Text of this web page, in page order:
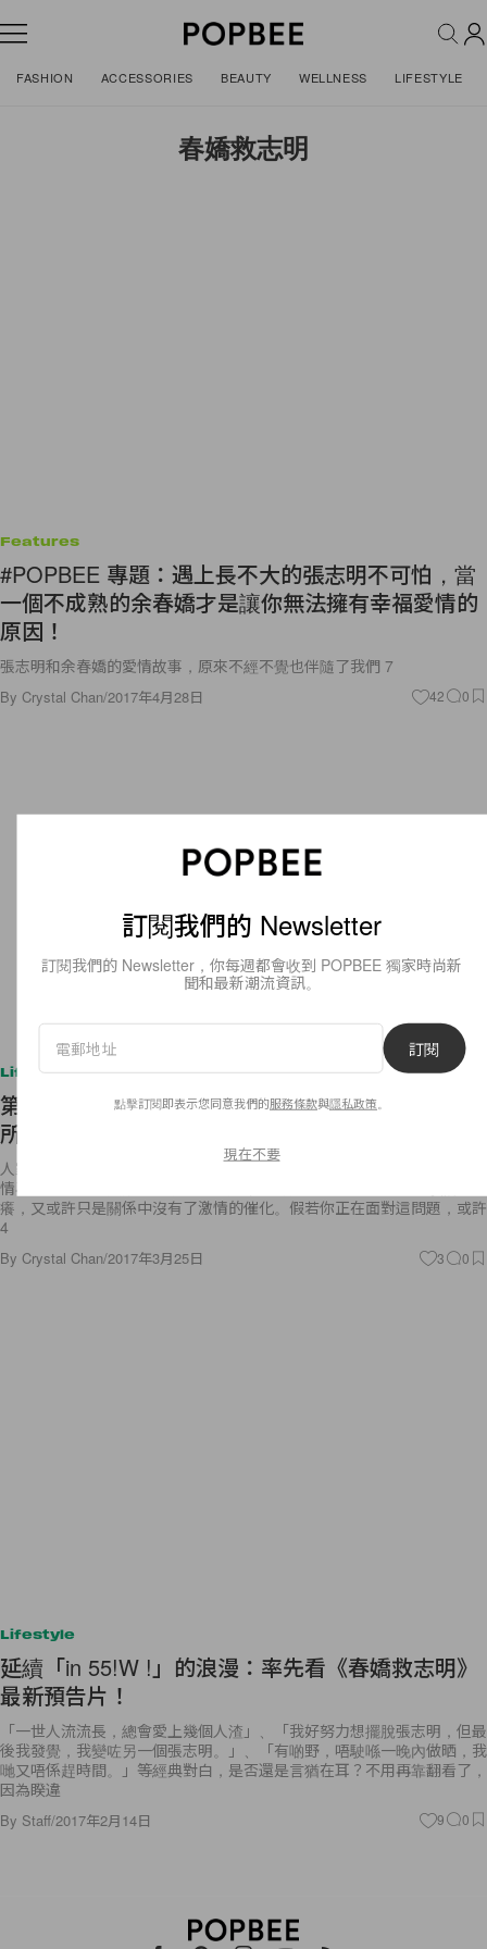
FASHION ACCESSORIES BEAUTY WELLNESS LIFESTYLE
春嬌救志明
Features
#POPBEE 專題：遇上長不大的張志明不可怕，當
一個不成熟的余春嬌才是讓你無法擁有幸福愛情的
原因！
張志明和余春嬌的愛情故事，原來不經不覺也伴隨了我們 7
By Crystal Chan/2017年4月28日 42 0
Lifestyle
第二波預告片搶先看！《春嬌救志明》或許能道盡
所有七年之癢的樂與怒！
人家說，愛情關係中的「七年之癢」是種魔咒，兩個人走在一起久了，感
情再好也會莫名其妙的出現一些問題，或許是因為有著外來的衝擊讓人心
癢，又或許只是關係中沒有了激情的催化。假若你正在面對這問題，或許
4
By Crystal Chan/2017年3月25日 3 0
Lifestyle
延續「in 55!W !」的浪漫：率先看《春嬌救志明》
最新預告片！
「一世人流流長，總會愛上幾個人渣」、「我好努力想擺脫張志明，但最
後我發覺，我變咗另一個張志明。」、「有啲野，唔駛喺一晚內做晒，我
哋又唔係趕時間。」等經典對白，是否還是言猶在耳？不用再靠翻看了，
因為睽違
By Staff/2017年2月14日 9 0
訂閱我們的 Newsletter
訂閱我們的 Newsletter，你每週都會收到 POPBEE 獨家時尚新
聞和最新潮流資訊。
訂閱
點擊訂閱即表示您同意我們的服務條款與隱私政策
現在不要